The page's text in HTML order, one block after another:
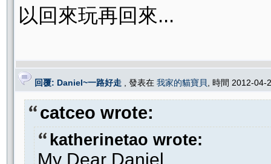
以回來玩再回來...
回覆: Daniel~一路好走 , 發表在 我家的貓寶貝 , 時間 2012-
catceo wrote:
katherinetao wrote:
My Dear Daniel.